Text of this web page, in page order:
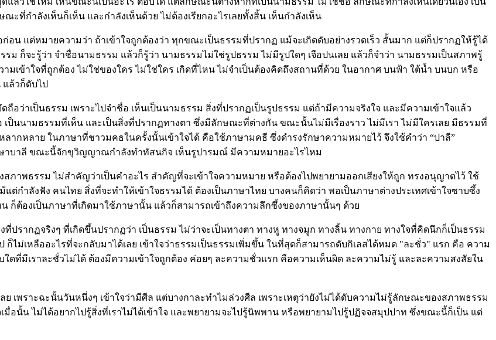
กำลังเห็นก็เห็น และกำลังเห็นด้วย ไม่ต้องเรียกอะไรเลยทั้งสิ้น เห็นกำลังเห็น
อน แต่หมายความว่า ถ้าเข้าใจถูกต้องว่า ทุกขณะเป็นธรรมที่ปรากฏ แม้จะเกิดดับอย่างรวดเร็ว สั้นมาก แต่ก็ปรากฏให้รู้ได้
ก็จะรู้ว่า จำชื่อนามธรรม แล้วก็รู้ว่า นามธรรมไม่ใช่รูปธรรม ไม่มีรูปใดๆ เจือปนเลย แล้วก็จำว่า นามธรรมเป็นสภาพรู้
เข้าใจที่ถูกต้อง ไม่ใช่ของใคร ไม่ใช่ใคร เกิดที่ไหน ไม่จำเป็นต้องคิดถึงสถานที่ด้วย ในอากาศ บนฟ้า ใต้น้ำ บนบก หรือ
แล้วก็ดับไป
ว่าเป็นธรรม เพราะไปจำชื่อ เห็นเป็นนามธรรม สิ่งที่ปรากฏเป็นรูปธรรม แต่ถ้ามีความจริงใจ และมีความเข้าใจแล้ว
นนามธรรมที่เห็น และเป็นสิ่งที่ปรากฏทางตา ซึ่งมีลักษณะที่ต่างกัน ขณะนั้นไม่มีเรื่องราว ไม่มีเรา ไม่มีใครเลย มีธรรมที่
ากหลาย ในภาษาที่ชาวมคธในครั้งนั้นเข้าใจได้ คือใช้ภาษามคธี ซึ่งดำรงรักษาความหมายไว้ จึงใช้คำว่า “ปาลี”
าบาลี ขณะนี้จักขุวิญญาณกำลังทำทัสนกิจ เห็นรูปารมณ์ มีความหมายอะไรไหม
ภาพธรรม ไม่สำคัญว่าเป็นคำอะไร สำคัญที่จะเข้าใจความหมาย หรือต้องไปพยายามออกเสียงให้ถูก ทรงอนุญาตไว้ ใช้
ต่กำลังฟัง คนไทย สิ่งที่จะทำให้เข้าใจธรรมได้ ต้องเป็นภาษาไทย บางคนก็คิดว่า พอเป็นภาษาต่างประเทศเข้าใจซาบซึ้ง
ก็ต้องเป็นภาษาที่เกิดมาใช้ภาษานั้น แล้วก็สามารถเข้าถึงความลึกซึ้งของภาษานั้นๆ ด้วย
รากฏจริงๆ ที่เกิดขึ้นปรากฏว่า เป็นธรรม ไม่ว่าจะเป็นทางตา ทางหู ทางจมูก ทางลิ้น ทางกาย ทางใจที่คิดนึกก็เป็นธรรม
ไม่เหลืออะไรที่จะกลับมาได้เลย เข้าใจว่าธรรมเป็นธรรมเพิ่มขึ้น ในที่สุดก็สามารถดับกิเลสได้หมด "ละชั่ว" แรก คือ ความ
ดที่มีเราละชั่วไม่ได้ ต้องมีความเข้าใจถูกต้อง ค่อยๆ ละความชั่วแรก คือความเห็นผิด ละความไม่รู้ และละความสงสัยใน
เพราะฉะนั้นวันหนึ่งๆ เข้าใจว่ามีศีล แต่บางกาละทำไมล่วงศีล เพราะเหตุว่ายังไม่ได้ดับความไม่รู้ลักษณะของสภาพธรรม
มื่อนั้น ไม่ได้อยากไปรู้สิ่งที่เราไม่ได้เข้าใจ และพยายามจะไปรู้นิพพาน หรือพยายามไปรู้ปฏิจจสมุปปาท ซึ่งขณะนี้ก็เป็น แต่